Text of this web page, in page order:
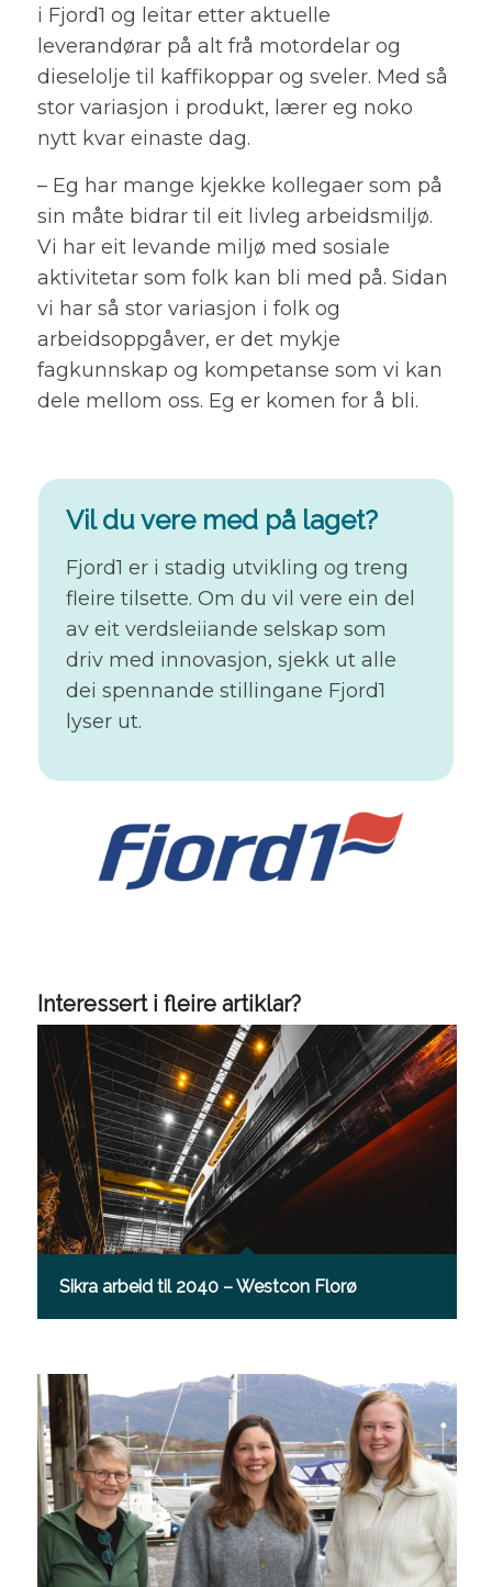
i Fjord1 og leitar etter aktuelle
leverandørar på alt frå motordelar og
dieselolje til kaffikoppar og sveler. Med så
stor variasjon i produkt, lærer eg noko
nytt kvar einaste dag.
– Eg har mange kjekke kollegaer som på
sin måte bidrar til eit livleg arbeidsmiljø.
Vi har eit levande miljø med sosiale
aktivitetar som folk kan bli med på. Sidan
vi har så stor variasjon i folk og
arbeidsoppgåver, er det mykje
fagkunnskap og kompetanse som vi kan
dele mellom oss. Eg er komen for å bli.
Vil du vere med på laget?
Fjord1 er i stadig utvikling og treng
fleire tilsette. Om du vil vere ein del
av eit verdsleiiande selskap som
driv med innovasjon, sjekk ut alle
dei spennande stillingane Fjord1
lyser ut.
Interessert i fleire artiklar?
Sikra arbeid til 2040 – Westcon Florø